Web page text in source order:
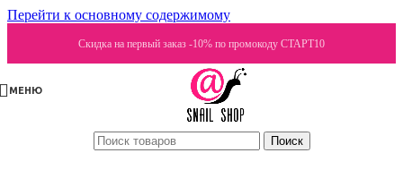
Перейти к основному содержимому
Скидка на первый заказ -10% по промокоду СТАРТ10
МЕНЮ
Поиск